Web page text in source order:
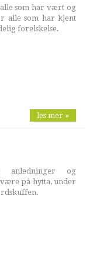
som har vært og
alle som har kjent
forelskelse.
les mer »
og
på hytta, under